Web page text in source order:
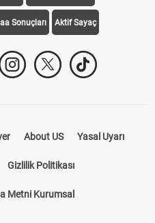
Sonuçları Aktif Sayaç
About US Yasal Uyarı
Gizlilik Politikası
Metni Kurumsal